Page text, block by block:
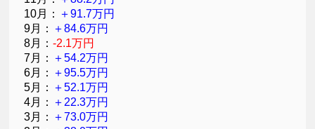
10月： ＋91.7万円
9月： ＋84.6万円
8月：-2.1万円
7月： ＋54.2万円
6月： ＋95.5万円
5月： ＋52.1万円
4月： ＋22.3万円
3月： ＋73.0万円